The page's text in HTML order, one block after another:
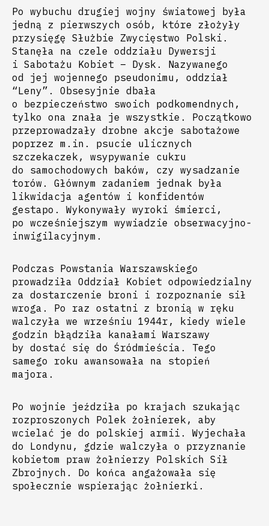
Po wybuchu drugiej wojny światowej była
jedną z pierwszych osób, które złożyły
przysięgę Służbie Zwycięstwo Polski.
Stanęła na czele oddziału Dywersji
i Sabotażu Kobiet – Dysk. Nazywanego
od jej wojennego pseudonimu, oddział
“Leny”. Obsesyjnie dbała
o bezpieczeństwo swoich podkomendnych,
tylko ona znała je wszystkie. Początkowo
przeprowadzały drobne akcje sabotażowe
poprzez m.in. psucie ulicznych
szczekaczek, wsypywanie cukru
do samochodowych baków, czy wysadzanie
torów. Głównym zadaniem jednak była
likwidacja agentów i konfidentów
gestapo. Wykonywały wyroki śmierci,
po wcześniejszym wywiadzie obserwacyjno-
inwigilacyjnym.
Podczas Powstania Warszawskiego
prowadziła Oddział Kobiet odpowiedzialny
za dostarczenie broni i rozpoznanie sił
wroga. Po raz ostatni z bronią w ręku
walczyła we wrześniu 1944r, kiedy wiele
godzin błądziła kanałami Warszawy
by dostać się do Śródmieścia. Tego
samego roku awansowała na stopień
majora.
Po wojnie jeździła po krajach szukając
rozproszonych Polek żołnierek, aby
wcielać je do polskiej armii. Wyjechała
do Londynu, gdzie walczyła o przyznanie
kobietom praw żołnierzy Polskich Sił
Zbrojnych. Do końca angażowała się
społecznie wspierając żołnierki.